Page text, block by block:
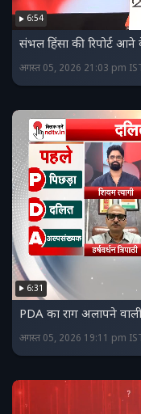
6:54
संभल हिंसा की रिपोर्ट
अगस्त 05, 2026 21:03 pm
6:31
PDA का राग अलापने
अगस्त 05, 2026 19:11 pm